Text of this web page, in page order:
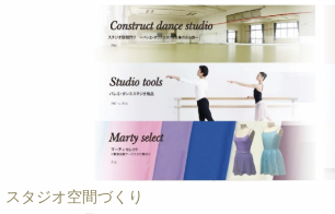
スタジオ空間づくり